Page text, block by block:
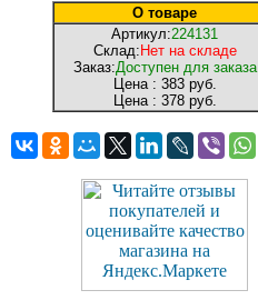
О товаре
Артикул:224131
Склад: Нет на складе
Заказ:Доступен для заказа
Цена : 383 руб.
Цена : 378 руб.